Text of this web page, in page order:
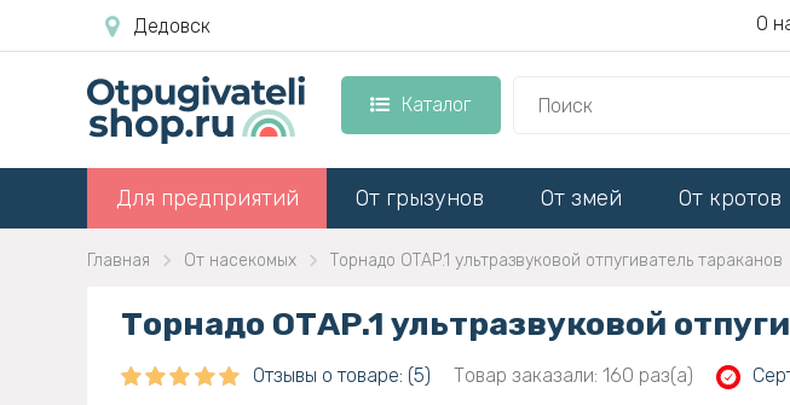
Дедовск О
Каталог
Для предприятий От грызунов От змей От кротов
Главная От насекомых Торнадо ОТАР.1 ультразвуковой отпугиватель тараканов
Торнадо ОТАР.1 ультразвуковой
Отзывы о товаре: (5) Товар заказали: 160 раз(а)